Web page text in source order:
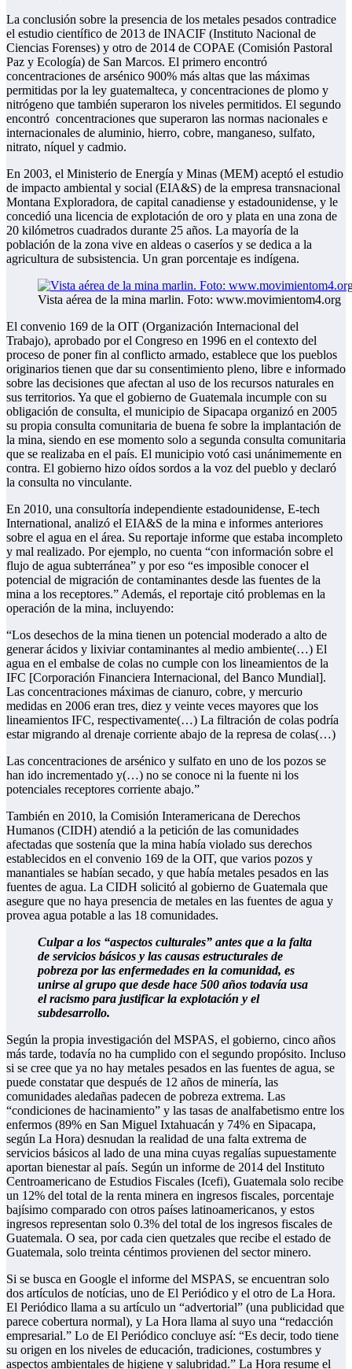
La conclusión sobre la presencia de los metales pesados contradice
el estudio científico de 2013 de INACIF (Instituto Nacional de
Ciencias Forenses) y otro de 2014 de COPAE (Comisión Pastoral
Paz y Ecología) de San Marcos. El primero encontró
concentraciones de arsénico 900% más altas que las máximas
permitidas por la ley guatemalteca, y concentraciones de plomo y
nitrógeno que también superaron los niveles permitidos. El segundo
encontró concentraciones que superaron las normas nacionales e
internacionales de aluminio, hierro, cobre, manganeso, sulfato,
nitrato, níquel y cadmio.
En 2003, el Ministerio de Energía y Minas (MEM) aceptó el estudio
de impacto ambiental y social (EIA&S) de la empresa transnacional
Montana Exploradora, de capital canadiense y estadounidense, y le
concedió una licencia de explotación de oro y plata en una zona de
20 kilómetros cuadrados durante 25 años. La mayoría de la
población de la zona vive en aldeas o caseríos y se dedica a la
agricultura de subsistencia. Un gran porcentaje es indígena.
Vista aérea de la mina marlin. Foto: www.movimientom4.org
El convenio 169 de la OIT (Organización Internacional del
Trabajo), aprobado por el Congreso en 1996 en el contexto del
proceso de poner fin al conflicto armado, establece que los pueblos
originarios tienen que dar su consentimiento pleno, libre e informado
sobre las decisiones que afectan al uso de los recursos naturales en
sus territorios. Ya que el gobierno de Guatemala incumple con su
obligación de consulta, el municipio de Sipacapa organizó en 2005
su propia consulta comunitaria de buena fe sobre la implantación de
la mina, siendo en ese momento solo a segunda consulta comunitaria
que se realizaba en el país. El municipio votó casi unánimemente en
contra. El gobierno hizo oídos sordos a la voz del pueblo y declaró
la consulta no vinculante.
En 2010, una consultoría independiente estadounidense, E-tech
International, analizó el EIA&S de la mina e informes anteriores
sobre el agua en el área. Su reportaje informe que estaba incompleto
y mal realizado. Por ejemplo, no cuenta “con información sobre el
flujo de agua subterránea” y por eso “es imposible conocer el
potencial de migración de contaminantes desde las fuentes de la
mina a los receptores.” Además, el reportaje citó problemas en la
operación de la mina, incluyendo:
“Los desechos de la mina tienen un potencial moderado a alto de
generar ácidos y lixiviar contaminantes al medio ambiente(…) El
agua en el embalse de colas no cumple con los lineamientos de la
IFC [Corporación Financiera Internacional, del Banco Mundial].
Las concentraciones máximas de cianuro, cobre, y mercurio
medidas en 2006 eran tres, diez y veinte veces mayores que los
lineamientos IFC, respectivamente(…) La filtración de colas podría
estar migrando al drenaje corriente abajo de la represa de colas(…)
Las concentraciones de arsénico y sulfato en uno de los pozos se
han ido incrementado y(…) no se conoce ni la fuente ni los
potenciales receptores corriente abajo.”
También en 2010, la Comisión Interamericana de Derechos
Humanos (CIDH) atendió a la petición de las comunidades
afectadas que sostenía que la mina había violado sus derechos
establecidos en el convenio 169 de la OIT, que varios pozos y
manantiales se habían secado, y que había metales pesados en las
fuentes de agua. La CIDH solicitó al gobierno de Guatemala que
asegure que no haya presencia de metales en las fuentes de agua y
provea agua potable a las 18 comunidades.
Culpar a los “aspectos culturales” antes que a la falta
de servicios básicos y las causas estructurales de
pobreza por las enfermedades en la comunidad, es
unirse al grupo que desde hace 500 años todavía usa
el racismo para justificar la explotación y el
subdesarrollo.
Según la propia investigación del MSPAS, el gobierno, cinco años
más tarde, todavía no ha cumplido con el segundo propósito. Incluso
si se cree que ya no hay metales pesados en las fuentes de agua, se
puede constatar que después de 12 años de minería, las
comunidades aledañas padecen de pobreza extrema. Las
“condiciones de hacinamiento” y las tasas de analfabetismo entre los
enfermos (89% en San Miguel Ixtahuacán y 74% en Sipacapa,
según La Hora) desnudan la realidad de una falta extrema de
servicios básicos al lado de una mina cuyas regalías supuestamente
aportan bienestar al país. Según un informe de 2014 del Instituto
Centroamericano de Estudios Fiscales (Icefi), Guatemala solo recibe
un 12% del total de la renta minera en ingresos fiscales, porcentaje
bajísimo comparado con otros países latinoamericanos, y estos
ingresos representan solo 0.3% del total de los ingresos fiscales de
Guatemala. O sea, por cada cien quetzales que recibe el estado de
Guatemala, solo treinta céntimos provienen del sector minero.
Si se busca en Google el informe del MSPAS, se encuentran solo
dos artículos de notícias, uno de El Periódico y el otro de La Hora.
El Periódico llama a su artículo un “advertorial” (una publicidad que
parece cobertura normal), y La Hora llama al suyo una “redacción
empresarial.” Lo de El Periódico concluye así: “Es decir, todo tiene
su origen en los niveles de educación, tradiciones, costumbres y
aspectos ambientales de higiene y salubridad.” La Hora resume el